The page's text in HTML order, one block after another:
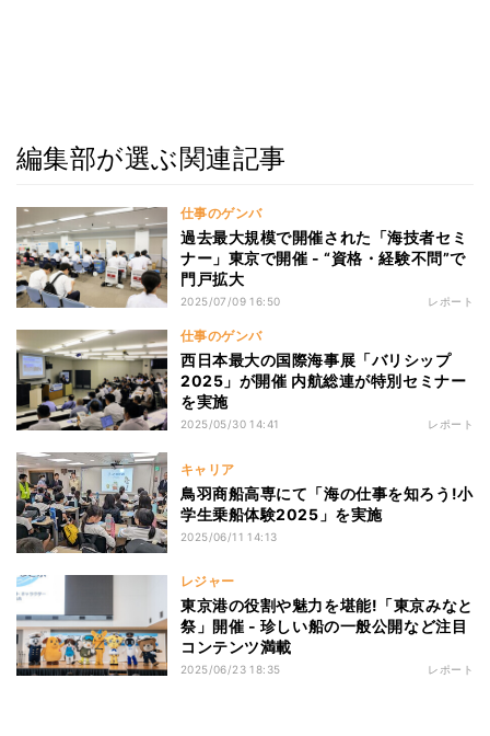
編集部が選ぶ関連記事
仕事のゲンバ
過去最大規模で開催された「海技者セミ
ナー」東京で開催 - “資格・経験不問”で
門戸拡大
2025/07/09 16:50 レポート
仕事のゲンバ
西日本最大の国際海事展「バリシップ
2025」が開催 内航総連が特別セミナー
を実施
2025/05/30 14:41 レポート
キャリア
鳥羽商船高専にて「海の仕事を知ろう!小
学生乗船体験2025」を実施
2025/06/11 14:13
レジャー
東京港の役割や魅力を堪能!「東京みなと
祭」開催 - 珍しい船の一般公開など注目
コンテンツ満載
2025/06/23 18:35 レポート